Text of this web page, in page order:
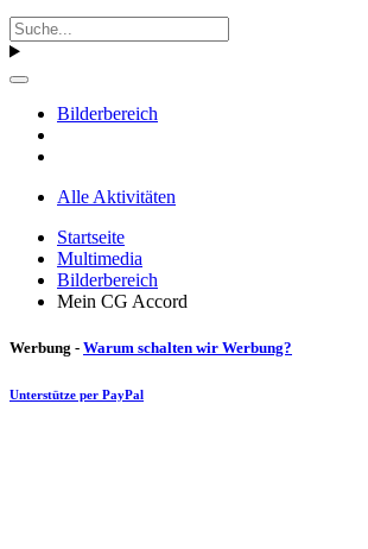
Bilderbereich
Alle Aktivitäten
Startseite
Multimedia
Bilderbereich
Mein CG Accord
Werbung - Warum schalten wir Werbung?
Unterstütze per PayPal